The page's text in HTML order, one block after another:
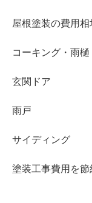
屋根塗装の費用相
コーキング・雨
玄関ドア
雨戸
サイディング
塗装工事費用を